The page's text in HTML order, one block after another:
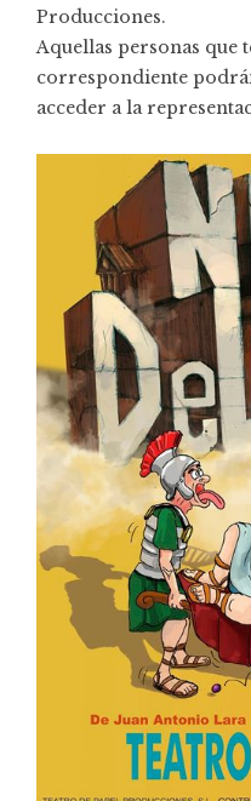
Producciones.
Aquellas personas que
correspondiente
acceder a la